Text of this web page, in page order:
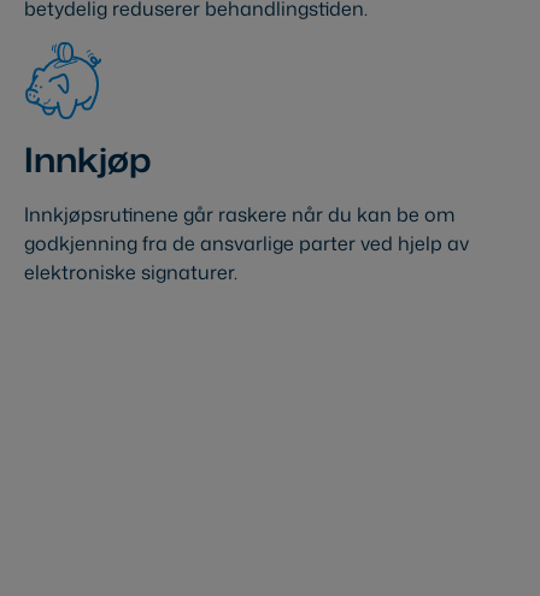
betydelig reduserer behandlingstiden.
Innkjøp
Innkjøpsrutinene går raskere når du kan be om
godkjenning fra de ansvarlige parter ved hjelp av
elektroniske signaturer.